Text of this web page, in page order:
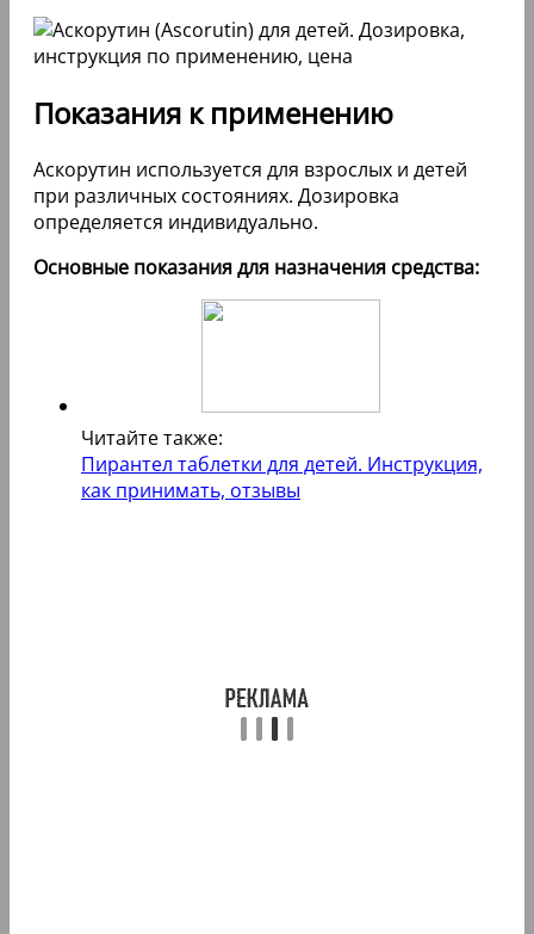
Показания к применению
Аскорутин используется для взрослых и детей
при различных состояниях. Дозировка
определяется индивидуально.
Основные показания для назначения средства:
Читайте также:
Пирантел таблетки для детей. Инструкция,
как принимать, отзывы